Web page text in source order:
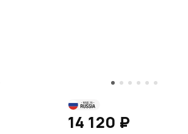
14 120 ₽